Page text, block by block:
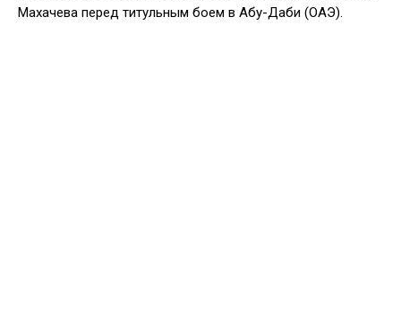
Махачева перед титульным боем в Абу-Даби (ОАЭ).